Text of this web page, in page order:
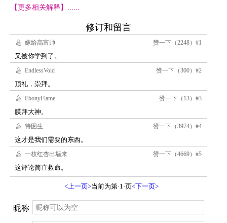
【更多相关解释】......